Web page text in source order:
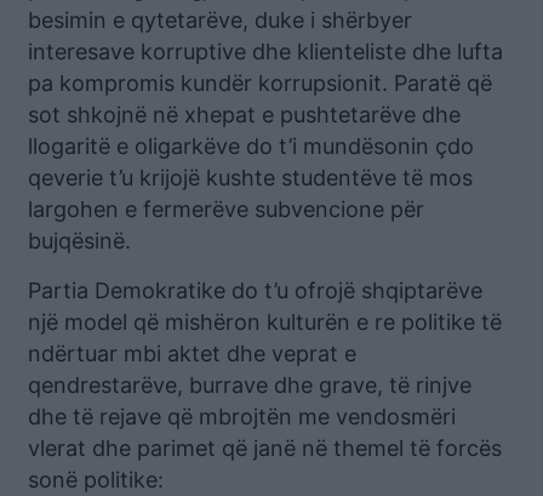
besimin e qytetarëve, duke i shërbyer
interesave korruptive dhe klienteliste dhe lufta
pa kompromis kundër korrupsionit. Paratë që
sot shkojnë në xhepat e pushtetarëve dhe
llogaritë e oligarkëve do t’i mundësonin çdo
qeverie t’u krijojë kushte studentëve të mos
largohen e fermerëve subvencione për
bujqësinë.
Partia Demokratike do t’u ofrojë shqiptarëve
një model që mishëron kulturën e re politike të
ndërtuar mbi aktet dhe veprat e
qendrestarëve, burrave dhe grave, të rinjve
dhe të rejave që mbrojtën me vendosmëri
vlerat dhe parimet që janë në themel të forcës
sonë politike: